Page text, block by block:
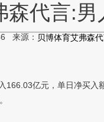
森代言:
来源： 贝博体育艾弗森
亿元，单日净买入